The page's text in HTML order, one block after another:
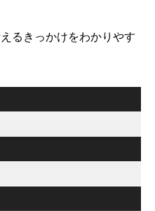
るきっかけをわかりやす